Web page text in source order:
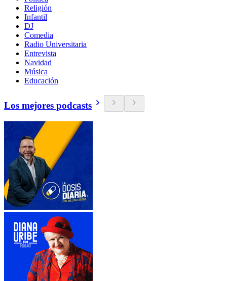
Religión
Infantil
DJ
Comedia
Radio Universitaria
Entrevista
Navidad
Música
Educación
Los mejores podcasts